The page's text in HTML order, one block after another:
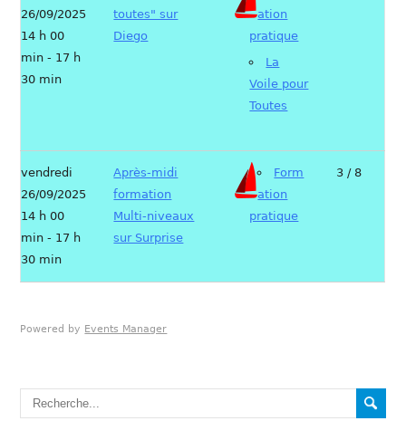
26/09/2025
14 h 00
min - 17 h
30 min
toutes" sur
Diego
ation
pratique
La
Voile pour
Toutes
vendredi
26/09/2025
14 h 00
min - 17 h
30 min
Après-midi
formation
Multi-niveaux
sur Surprise
Form
ation
pratique
3 / 8
Powered by Events Manager